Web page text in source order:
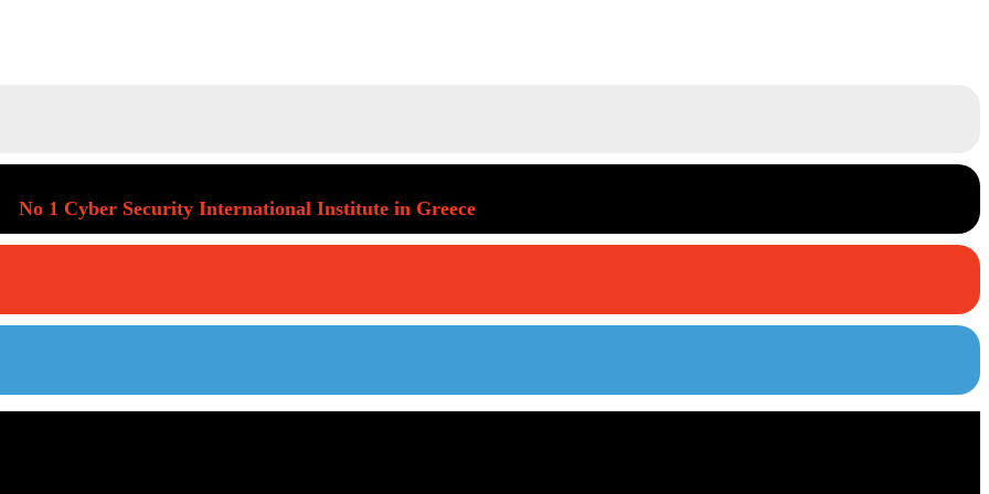
No 1 Cyber Security International Institute in Greece